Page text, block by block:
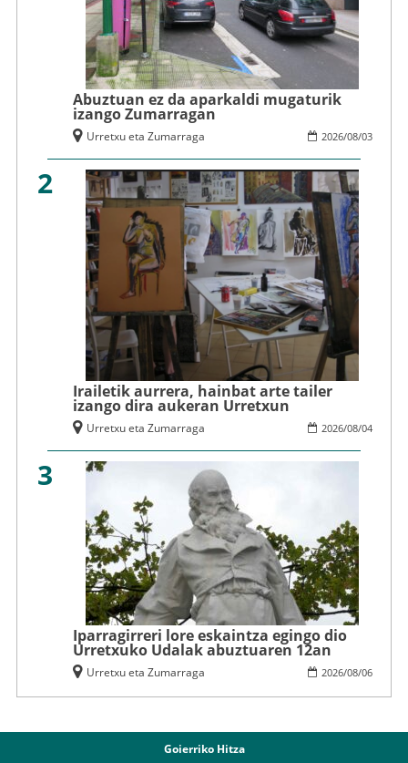
Abuztuan ez da aparkaldi mugaturik
izango Zumarragan
2026/08/03
Urretxu eta Zumarraga
2
Irailetik aurrera, hainbat arte tailer
izango dira aukeran Urretxun
2026/08/04
Urretxu eta Zumarraga
3
Iparragirreri lore eskaintza egingo dio
Urretxuko Udalak abuztuaren 12an
2026/08/06
Urretxu eta Zumarraga
Goierriko Hitza